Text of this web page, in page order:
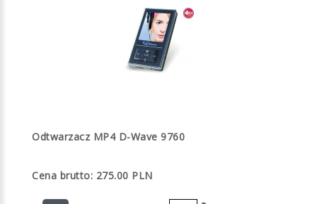
Odtwarzacz MP4 D-Wave 9760
Cena brutto: 275.00 PLN